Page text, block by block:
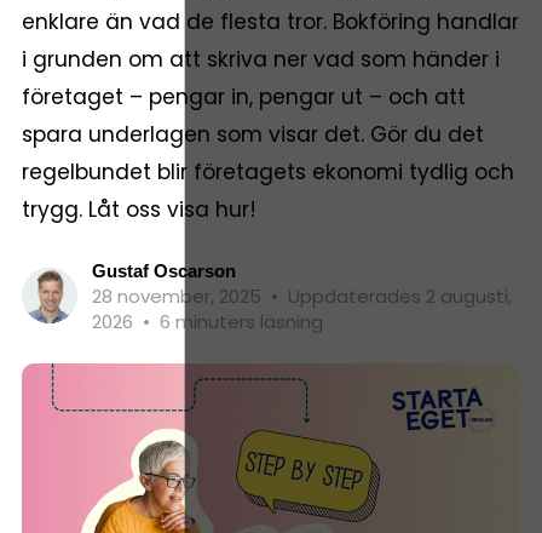
enklare än vad de flesta tror. Bokföring handlar
i grunden om att skriva ner vad som händer i
företaget – pengar in, pengar ut – och att
spara underlagen som visar det. Gör du det
regelbundet blir företagets ekonomi tydlig och
trygg. Låt oss visa hur!
Gustaf Oscarson
28 november, 2025 • Uppdaterades 2 augusti,
2026 • 6 minuters läsning